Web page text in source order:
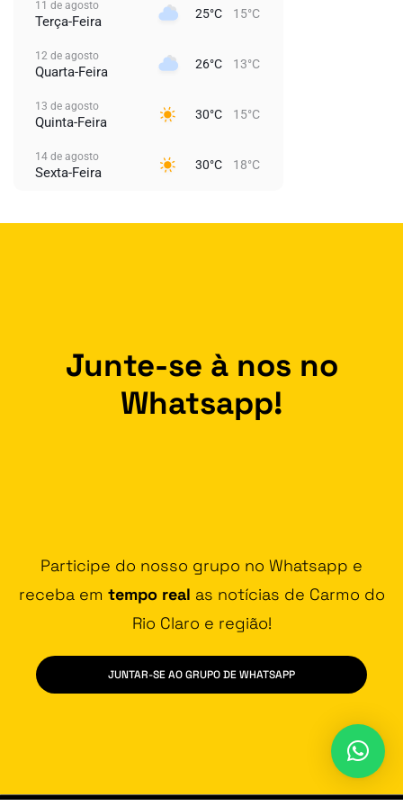
11 de agosto
Terça-Feira 25°C 15°C
12 de agosto
Quarta-Feira 26°C 13°C
13 de agosto
Quinta-Feira 30°C 15°C
14 de agosto
Sexta-Feira 30°C 18°C
Junte-se à nos no
Whatsapp!
Participe do nosso grupo no Whatsapp e
receba em tempo real as notícias de Carmo do
Rio Claro e região!
JUNTAR-SE AO GRUPO DE WHATSAPP